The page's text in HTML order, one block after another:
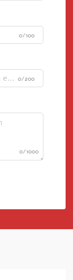
0/100
0/200
0/1000